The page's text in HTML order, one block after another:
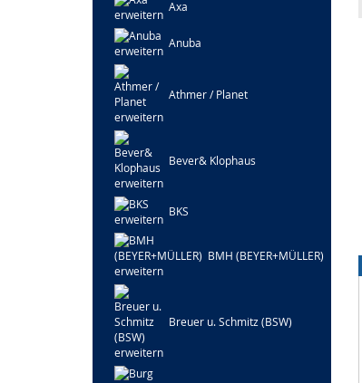
Axa
Anuba
Athmer / Planet
Bever& Klophaus
BKS
BMH (BEYER+MÜLLER)
Breuer u. Schmitz (BSW)